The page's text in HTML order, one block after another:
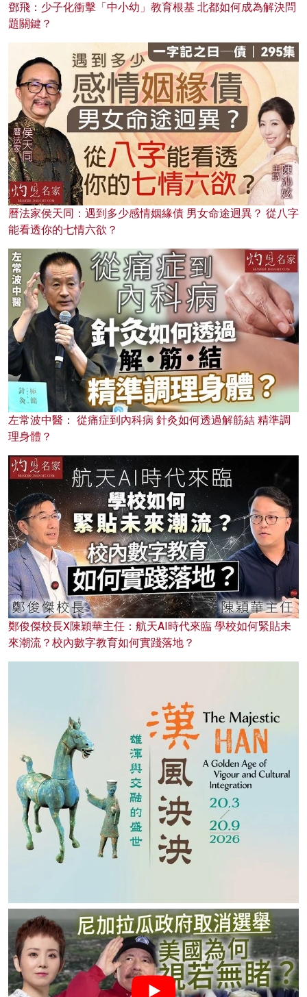
鄧飛：少子化衝擊「中小幼」教育根基 北都如何成為解決問
題關鍵？
曆法家侯天同：遇到多少感情姻緣債 男女命途迥異？ 從八字
能看透你的七情六欲？
左常波中醫： 從痛症到內科病 針灸如何透過解筋結 精準調
理身體？
鄭俊傑校長X陳穎華主任：航天AI時代來臨 學校如何緊貼未
來潮流？校內數字教育如何實踐落地？